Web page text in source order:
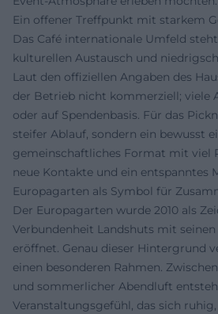
Ein offener Treffpunkt mit starkem
Das Café internationale Umfeld
kulturellen Austausch und
Laut den offiziellen Angaben des
der Betrieb nicht kommerziell; viele
oder auf Spendenbasis. Für das
steifer Ablauf, sondern ein bewusst
gemeinschaftliches Format mit viel
neue Kontakte und ein entspanntes
Europagarten als Symbol für
Der Europagarten wurde 2010 als
Verbundenheit Landshuts mit
eröffnet. Genau dieser Hintergrund
einen besonderen Rahmen.
und sommerlicher Abendluft
Veranstaltungsgefühl, das sich